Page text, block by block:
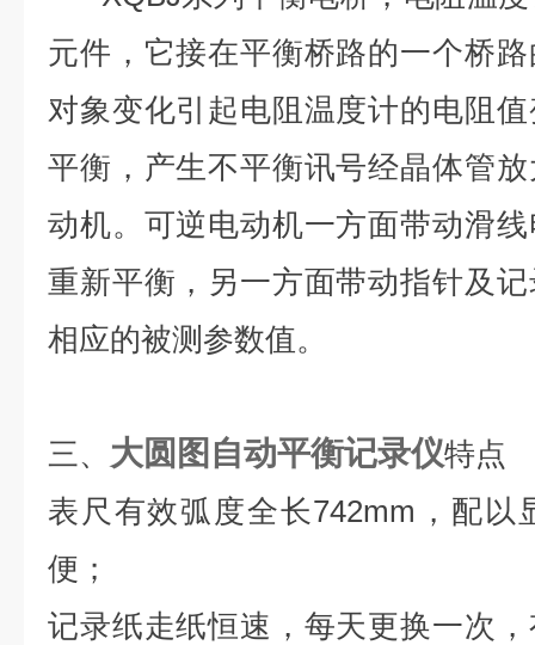
元件，它接在平衡桥路的一个桥
对象变化引起电阻温度计的电阻
平衡，产生不平衡讯号经晶体管
动机。可逆电动机一方面带动滑
重新平衡，另一方面带动指针及
相应的被测参数值。
三、 大圆图自动平衡记录仪特点
表尺有效弧度全长742mm，配以
便；
记录纸走纸恒速，每天更换一次